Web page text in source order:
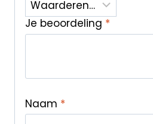
Je beoordeling *
Naam *